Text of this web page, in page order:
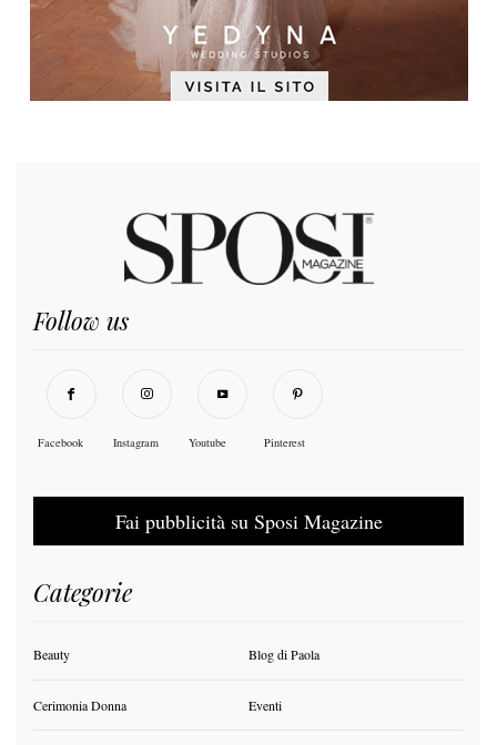
Follow us
Facebook Instagram Youtube Pinterest
Fai pubblicità su Sposi Magazine
Categorie
Beauty Blog di Paola
Cerimonia Donna Eventi